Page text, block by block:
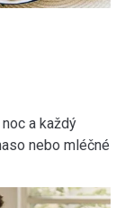
a každý
nebo mléčné